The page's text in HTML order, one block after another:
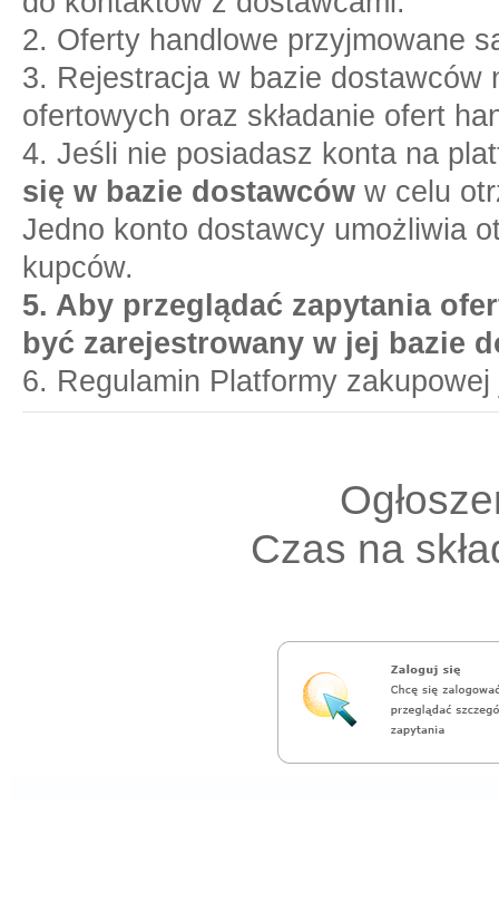
2. Oferty handlowe przyjmowane
3. Rejestracja w bazie dostawców
ofertowych oraz składanie ofert
4. Jeśli nie posiadasz konta na
się w bazie dostawców w celu
Jedno konto dostawcy umożliwia
kupców.
5. Aby przeglądać zapytania
być zarejestrowany w jej bazie
6. Regulamin Platformy
Czas na